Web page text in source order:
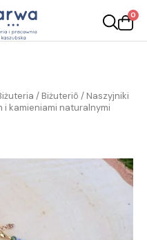
0
/ Biżuteriô / Naszyjniki
i kamieniami naturalnymi